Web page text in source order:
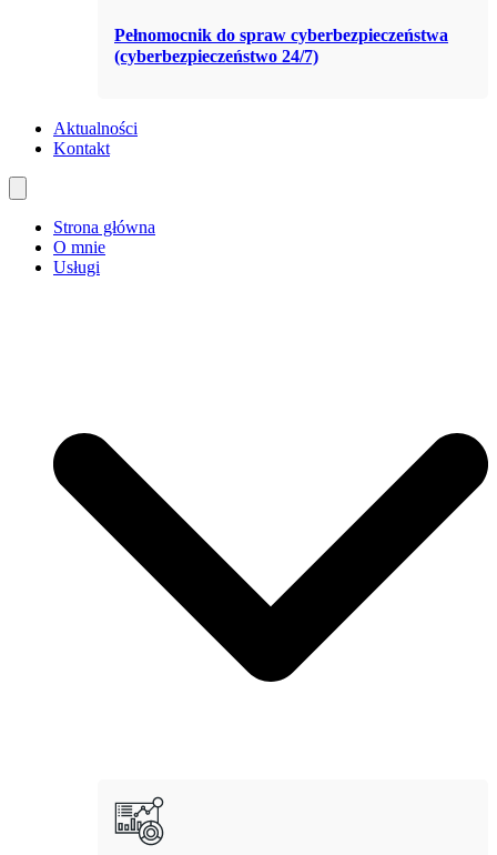
Pełnomocnik do spraw cyberbezpieczeństwa
(cyberbezpieczeństwo 24/7)
Aktualności
Kontakt
Strona główna
O mnie
Usługi